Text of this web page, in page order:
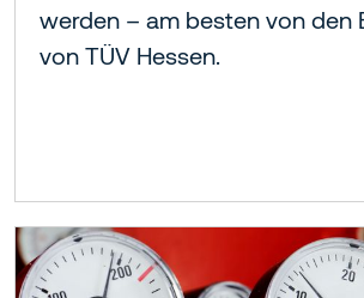
werden – am besten von den
von TÜV Hessen.